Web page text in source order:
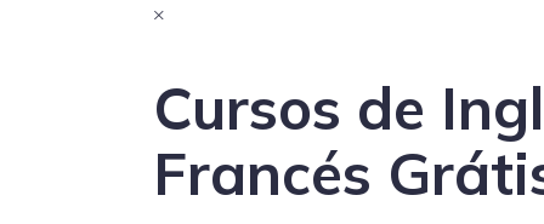
×
Cursos de
Francés